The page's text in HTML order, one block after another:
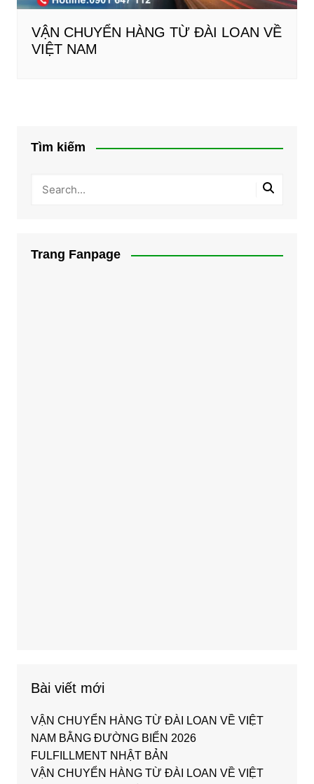
VẬN CHUYỂN HÀNG TỪ ĐÀI LOAN VỀ
VIỆT NAM
Tìm kiếm
Trang Fanpage
Bài viết mới
VẬN CHUYỂN HÀNG TỪ ĐÀI LOAN VỀ VIỆT
NAM BẰNG ĐƯỜNG BIỂN 2026
FULFILLMENT NHẬT BẢN
VẬN CHUYỂN HÀNG TỪ ĐÀI LOAN VỀ VIỆT